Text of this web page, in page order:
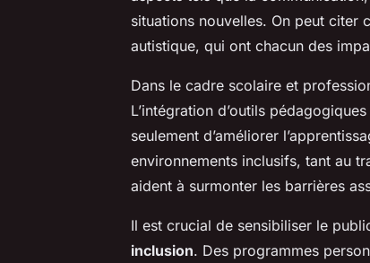
situations nouvelles. On peut citer
autistique, qui ont chacun des
Dans le cadre scolaire et
L’intégration d’outils
seulement d’améliorer
environnements inclusifs, tant au
aident à surmonter les barrières
Il est crucial de sensibiliser le
inclusion. Des programmes